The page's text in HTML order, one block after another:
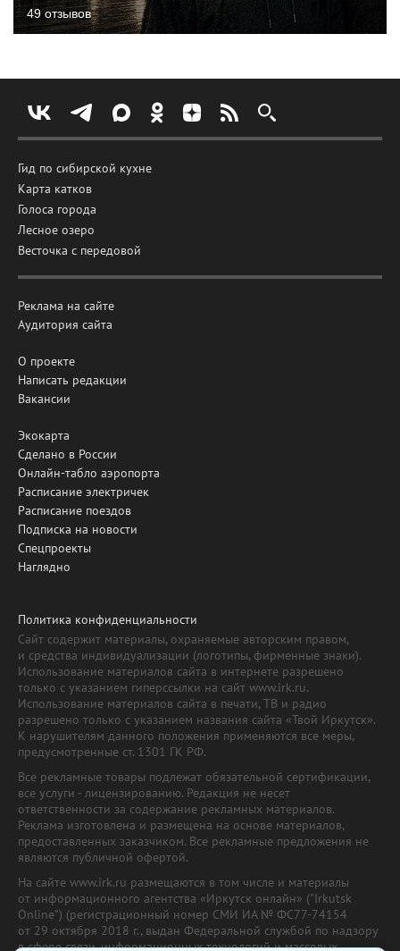
49 отзывов
Гид по сибирской кухне
Карта катков
Голоса города
Лесное озеро
Весточка с передовой
Реклама на сайте
Аудитория сайта
О проекте
Написать редакции
Вакансии
Экокарта
Сделано в России
Онлайн-табло аэропорта
Расписание электричек
Расписание поездов
Подписка на новости
Спецпроекты
Наглядно
Политика конфиденциальности
Сайт содержит материалы, охраняемые авторским правом,
и средства индивидуализации (логотипы, фирменные знаки).
Использование материалов сайта в интернете разрешено
только с указанием гиперссылки на сайт www.irk.ru.
Использование материалов сайта в печати, ТВ и радио
разрешено только с указанием названия сайта «Твой Иркутск».
К нарушителям данного положения применяются все меры,
предусмотренные ст. 1301 ГК РФ.
Все рекламные товары подлежат обязательной сертификации,
все услуги - лицензированию. Редакция не несет
ответственности за содержание рекламных материалов.
Реклама изготовлена и размещена на основе материалов,
предоставленных заказчиком. Все рекламные предложения не
являются публичной офертой.
На сайте www.irk.ru размещаются в том числе и материалы
от информационного агентства «Иркутск онлайн» ("Irkutsk
Online") (регистрационный номер СМИ ИА № ФС77-74154
от 29 октября 2018 г., выдан Федеральной службой по надзору
в сфере связи, информационных технологий и массовых